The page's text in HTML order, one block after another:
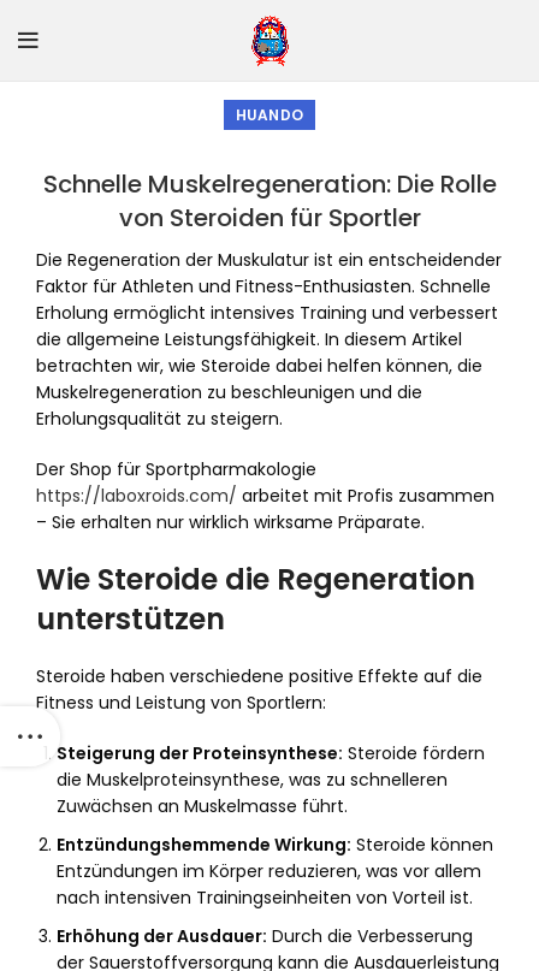
HUANDO
Schnelle Muskelregeneration: Die Rolle
von Steroiden für Sportler
Die Regeneration der Muskulatur ist ein entscheidender
Faktor für Athleten und Fitness-Enthusiasten. Schnelle
Erholung ermöglicht intensives Training und verbessert
die allgemeine Leistungsfähigkeit. In diesem Artikel
betrachten wir, wie Steroide dabei helfen können, die
Muskelregeneration zu beschleunigen und die
Erholungsqualität zu steigern.
Der Shop für Sportpharmakologie
https://laboxroids.com/ arbeitet mit Profis zusammen
– Sie erhalten nur wirklich wirksame Präparate.
Wie Steroide die Regeneration
unterstützen
Steroide haben verschiedene positive Effekte auf die
Fitness und Leistung von Sportlern:
Steigerung der Proteinsynthese: Steroide fördern
die Muskelproteinsynthese, was zu schnelleren
Zuwächsen an Muskelmasse führt.
Entzündungshemmende Wirkung: Steroide können
Entzündungen im Körper reduzieren, was vor allem
nach intensiven Trainingseinheiten von Vorteil ist.
Erhöhung der Ausdauer: Durch die Verbesserung
der Sauerstoffversorgung kann die Ausdauerleistung